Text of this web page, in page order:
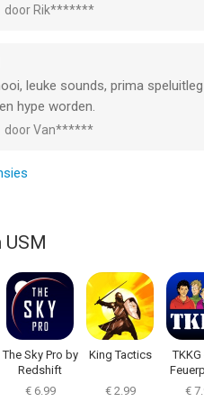
door Rik*******
leuke sounds, prima
hype worden.
door Van******
USM
The Sky Pro by
Redshift
€ 6.99
King Tactics
€ 2.99
€